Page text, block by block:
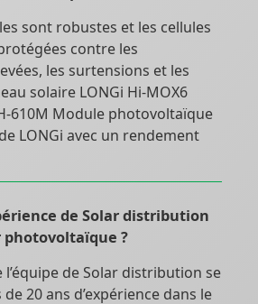
sont robustes et les cellules
contre les
les surtensions et les
solaire LONGi Hi-MOX6
610M Module photovoltaïque
LONGi avec un rendement
de Solar distribution
photovoltaïque ?
l’équipe de Solar distribution se
20 ans d’expérience dans le